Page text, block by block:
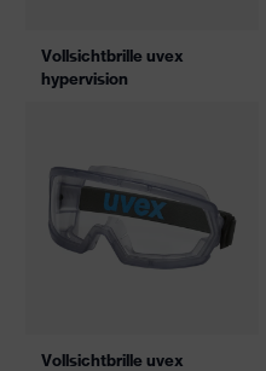
Vollsichtbrille uvex
hypervision
Vollsichtbrille uvex